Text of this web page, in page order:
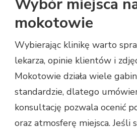
Wybór miejsca
mokotowie
Wybierając klinikę warto
lekarza, opinie klientów i
Mokotowie działa wiele
standardzie, dlatego
konsultację pozwala ocenić
oraz atmosferę miejsca. Jeśli